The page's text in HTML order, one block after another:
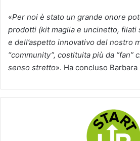
«Per noi è stato un grande onore
prodotti (kit maglia e uncinetto,
e dell’aspetto innovativo del nostro
“community”, costituita più da “fan”
senso stretto». Ha concluso Barbara